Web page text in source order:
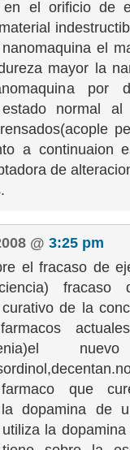
el orificio de
el
mayor la
por
normal al
a continuaion
de
@ 3:25 pm
el fracaso de
fracaso
de la
farmaco que
dopamina de
la